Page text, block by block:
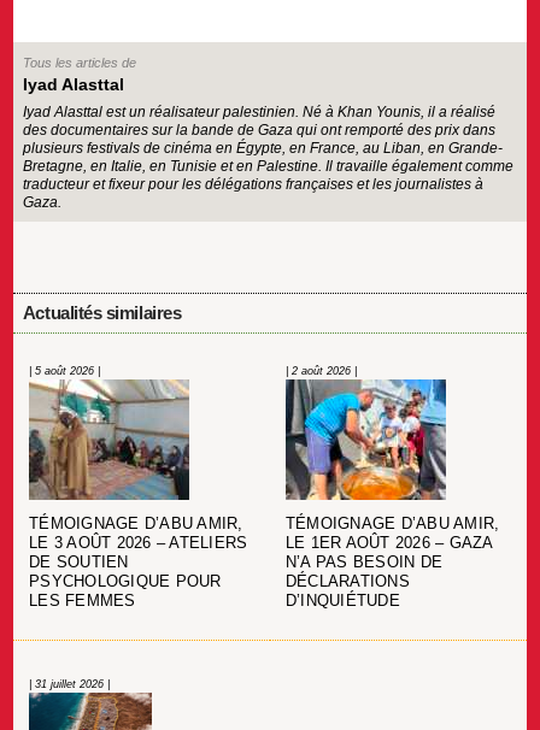
Tous les articles de
Iyad Alasttal
Iyad Alasttal est un réalisateur palestinien. Né à Khan Younis, il a réalisé
des documentaires sur la bande de Gaza qui ont remporté des prix dans
plusieurs festivals de cinéma en Égypte, en France, au Liban, en Grande-
Bretagne, en Italie, en Tunisie et en Palestine. Il travaille également comme
traducteur et fixeur pour les délégations françaises et les journalistes à
Gaza.
Actualités similaires
| 5 août 2026 |
TÉMOIGNAGE D’ABU AMIR,
LE 3 AOÛT 2026 – ATELIERS
DE SOUTIEN
PSYCHOLOGIQUE POUR
LES FEMMES
| 2 août 2026 |
TÉMOIGNAGE D’ABU AMIR,
LE 1ER AOÛT 2026 – GAZA
N’A PAS BESOIN DE
DÉCLARATIONS
D’INQUIÉTUDE
| 31 juillet 2026 |